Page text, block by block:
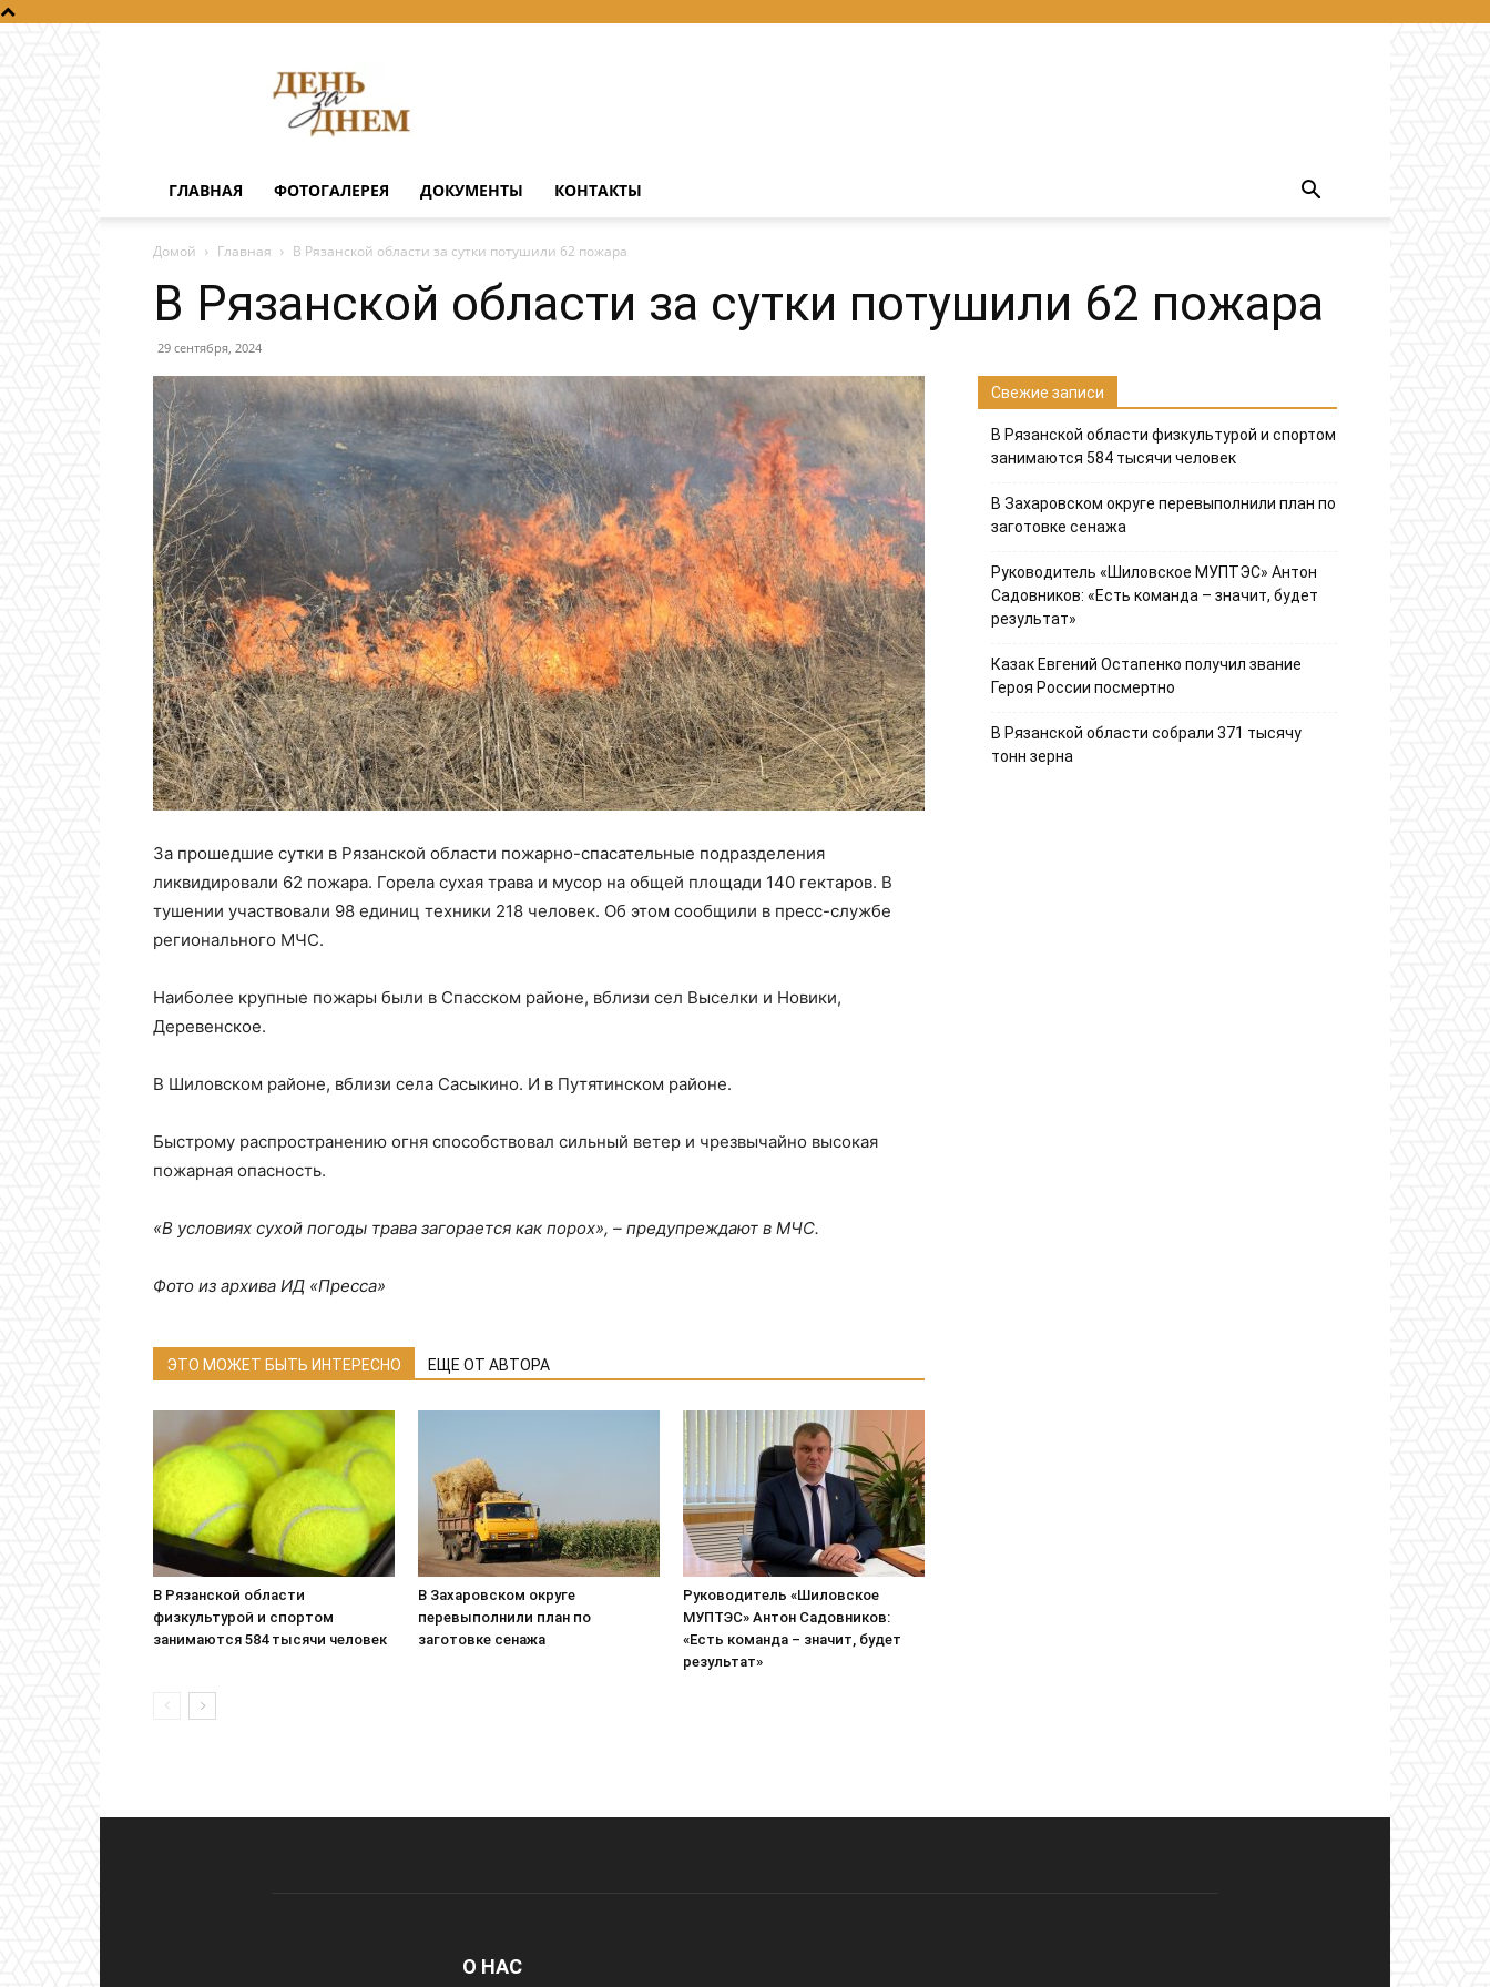
за
днем
ГЛАВНАЯ ФОТОГАЛЕРЕЯ ДОКУМЕНТЫ КОНТАКТЫ
Домой Главная В Рязанской области за сутки потушили 62 пожара
В Рязанской области за сутки потушили 62 пожара
29 сентября, 2024
За прошедшие сутки в Рязанской области пожарно-спасательные подразделения
ликвидировали 62 пожара. Горела сухая трава и мусор на общей площади 140 гектаров. В
тушении участвовали 98 единиц техники 218 человек. Об этом сообщили в пресс-службе
регионального МЧС.
Наиболее крупные пожары были в Спасском районе, вблизи сел Выселки и Новики,
Деревенское.
В Шиловском районе, вблизи села Сасыкино. И в Путятинском районе.
Быстрому распространению огня способствовал сильный ветер и чрезвычайно высокая
пожарная опасность.
«В условиях сухой погоды трава загорается как порох», – предупреждают в МЧС.
Фото из архива ИД «Пресса»
ЭТО МОЖЕТ БЫТЬ ИНТЕРЕСНО ЕЩЕ ОТ АВТОРА
В Рязанской области
физкультурой и спортом
занимаются 584 тысячи человек
В Захаровском округе
перевыполнили план по
заготовке сенажа
Руководитель «Шиловское
МУПТЭС» Антон Садовников:
«Есть команда – значит, будет
результат»
Свежие записи
В Рязанской области физкультурой и спортом
занимаются 584 тысячи человек
В Захаровском округе перевыполнили план по
заготовке сенажа
Руководитель «Шиловское МУПТЭС» Антон
Садовников: «Есть команда – значит, будет
результат»
Казак Евгений Остапенко получил звание
Героя России посмертно
В Рязанской области собрали 371 тысячу
тонн зерна
О НАС